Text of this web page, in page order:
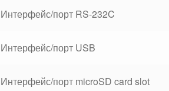
Интерфейс/порт RS-232C
Интерфейс/порт USB
Интерфейс/порт microSD card slot